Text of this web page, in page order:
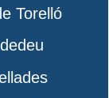
Torelló